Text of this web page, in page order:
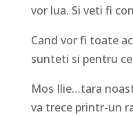
vor lua. Si veti fi
Cand vor fi toate
sunteti si pentru
Mos Ilie…tara
va trece printr-un